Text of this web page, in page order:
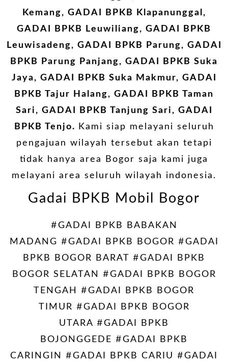
Kemang, GADAI BPKB Klapanunggal,
GADAI BPKB Leuwiliang, GADAI BPKB
Leuwisadeng, GADAI BPKB Parung, GADAI
BPKB Parung Panjang, GADAI BPKB Suka
Jaya, GADAI BPKB Suka Makmur, GADAI
BPKB Tajur Halang, GADAI BPKB Taman
Sari, GADAI BPKB Tanjung Sari, GADAI
BPKB Tenjo.
Kami siap melayani seluruh
pengajuan wilayah tersebut akan tetapi
tidak hanya area Bogor saja kami juga
melayani area seluruh wilayah indonesia.
Gadai BPKB Mobil Bogor
#GADAI BPKB BABAKAN
MADANG #GADAI BPKB BOGOR #GADAI
BPKB BOGOR BARAT #GADAI BPKB
BOGOR SELATAN #GADAI BPKB BOGOR
TENGAH #GADAI BPKB BOGOR
TIMUR #GADAI BPKB BOGOR
UTARA #GADAI BPKB
BOJONGGEDE #GADAI BPKB
CARINGIN #GADAI BPKB CARIU #GADAI